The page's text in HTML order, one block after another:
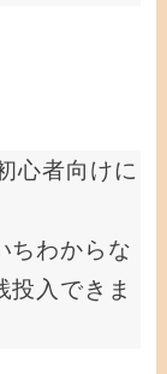
心者向けに
ちわからな
入できま